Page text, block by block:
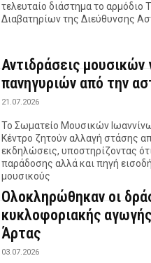
τελευταίο διάστημα το αρμόδιο
Διαβατηρίων της Διεύθυνσης
Αντιδράσεις μουσικών
πανηγυριών από την
21.07.2026
Το Σωματείο Μουσικών
Κέντρο ζητούν αλλαγή στάσης
εκδηλώσεις, υποστηρίζοντας
παράδοσης αλλά και πηγή
μουσικούς
Ολοκληρώθηκαν οι
κυκλοφοριακής
Άρτας
03.07.2026